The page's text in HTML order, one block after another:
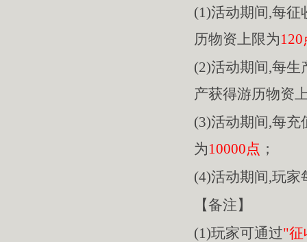
(1)活动期间,每征
历物资上限为120
(2)活动期间,每生
产获得游历物资
(3)活动期间,每充
为10000点 ；
(4)活动期间,玩家
【备注】
(1)玩家可通过"征